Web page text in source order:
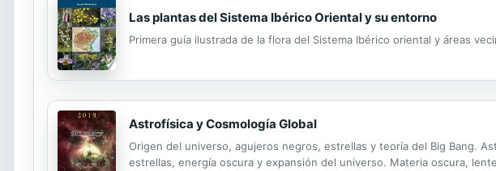
Las plantas del Sistema Ibérico Oriental y su entorno
Primera guía ilustrada de la flora del Sistema Ibérico oriental y áreas
Astrofísica y Cosmología Global
Origen del universo, agujeros negros, estrellas y teoría del Big Bang.
estrellas, energía oscura y expansión del universo. Materia oscura,